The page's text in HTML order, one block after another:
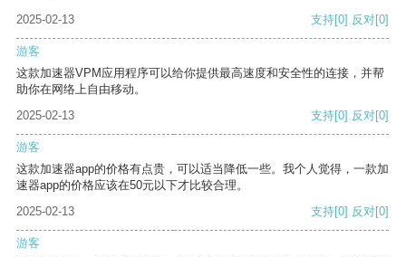
2025-02-13 支持[0] 反对[0]
游客
这款加速器VPM应用程序可以给你提供最高速度和安全性的连接，并帮
助你在网络上自由移动。
2025-02-13
支持[0] 反对[0]
游客
这款加速器app的价格有点贵，可以适当降低一些。我个人觉得，一款加
速器app的价格应该在50元以下才比较合理。
2025-02-13
支持[0] 反对[0]
游客